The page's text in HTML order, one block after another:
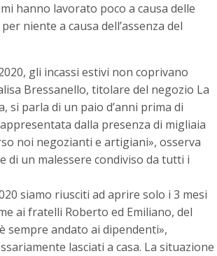
hanno lavorato poco a causa delle
niente a causa dell’assenza del
gli incassi estivi non coprivano
Bressanello, titolare del negozio La
si parla di un paio d’anni prima di
dalla presenza di migliaia
noi negozianti e artigiani», osserva
di un malessere condiviso da tutti i
siamo riusciti ad aprire solo i 3 mesi
ai fratelli Roberto ed Emiliano, del
sempre andato ai dipendenti»,
lasciati a casa. La situazione